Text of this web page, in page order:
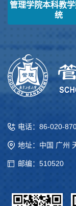
管理学院本科教
统
电话：86-020-
地址：中国 广州
邮编：510520